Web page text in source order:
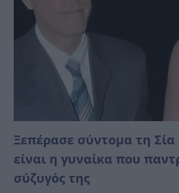
Ξεπέρασε σύντομα τη
είναι η γυναίκα που
σύζυγός της